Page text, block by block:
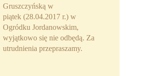
PLUS
ofertowe
Gruszczyńską w
piątek (28.04.2017 r.) w
Ogródku Jordanowskim,
wyjątkowo się nie odbędą. Za
utrudnienia przepraszamy.